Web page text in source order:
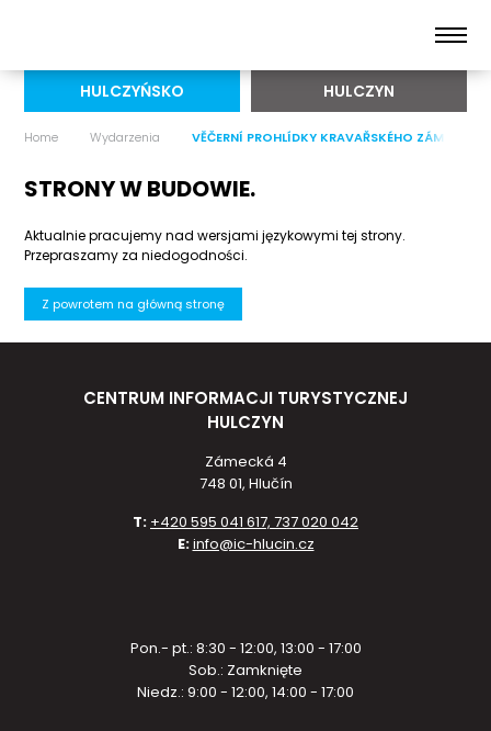
HULCZYŃSKO HULCZYN
Home Wydarzenia VĚČERNÍ PROHLÍDKY KRAVAŘSKÉHO ZÁMKU
STRONY W BUDOWIE.
Aktualnie pracujemy nad wersjami językowymi tej strony.
Przepraszamy za niedogodności.
Z powrotem na główną stronę
CENTRUM INFORMACJI TURYSTYCZNEJ
HULCZYN
Zámecká 4
748 01, Hlučín
T: +420 595 041 617, 737 020 042
E:info@ic-hlucin.cz
Pon.- pt.: 8:30 - 12:00, 13:00 - 17:00
Sob.: Zamknięte
Niedz.: 9:00 - 12:00, 14:00 - 17:00